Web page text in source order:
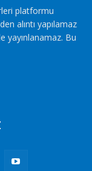
platformu
alıntı yapılamaz
yayınlanamaz. Bu